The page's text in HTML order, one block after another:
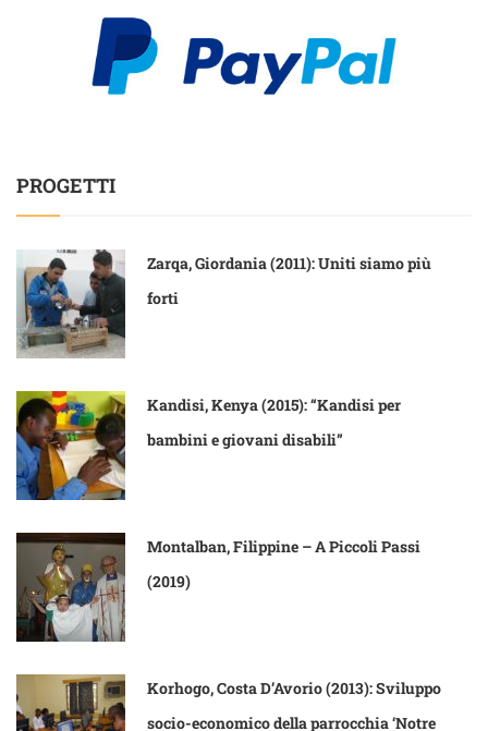
PROGETTI
Zarqa, Giordania (2011): Uniti siamo più
forti
Kandisi, Kenya (2015): “Kandisi per
bambini e giovani disabili”
Montalban, Filippine – A Piccoli Passi
(2019)
Korhogo, Costa D’Avorio (2013): Sviluppo
socio-economico della parrocchia ‘Notre